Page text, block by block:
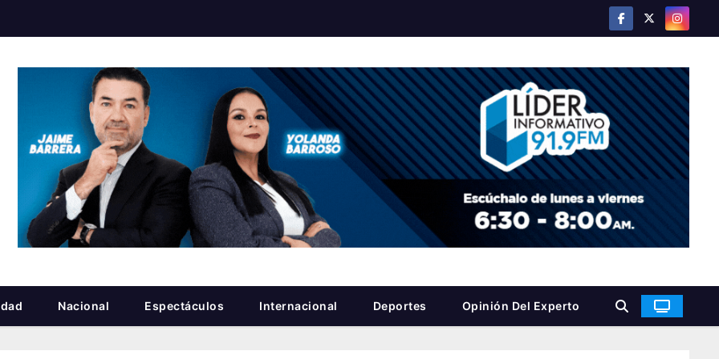
Nacional Espectáculos Internacional Deportes Opinión Del Experto